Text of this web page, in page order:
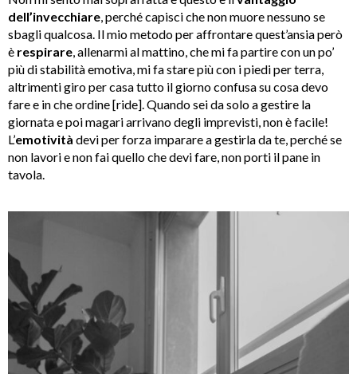
dell’invecchiare, perché capisci che non muore nessuno se
sbagli qualcosa. Il mio metodo per affrontare quest’ansia però
è respirare, allenarmi al mattino, che mi fa partire con un po’
più di stabilità emotiva, mi fa stare più con i piedi per terra,
altrimenti giro per casa tutto il giorno confusa su cosa devo
fare e in che ordine [ride]. Quando sei da solo a gestire la
giornata e poi magari arrivano degli imprevisti, non è facile!
L’emotività devi per forza imparare a gestirla da te, perché se
non lavori e non fai quello che devi fare, non porti il pane in
tavola.